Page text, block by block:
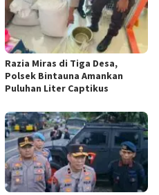
Razia Miras di Tiga Desa,
Polsek Bintauna Amankan
Puluhan Liter Captikus